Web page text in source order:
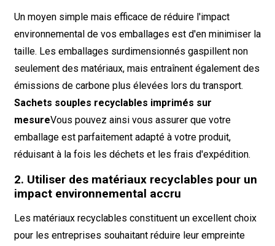
Un moyen simple mais efficace de réduire l'impact
environnemental de vos emballages est d'en minimiser la
taille. Les emballages surdimensionnés gaspillent non
seulement des matériaux, mais entraînent également des
émissions de carbone plus élevées lors du transport.
Sachets souples recyclables imprimés sur
mesureVous pouvez ainsi vous assurer que votre
emballage est parfaitement adapté à votre produit,
réduisant à la fois les déchets et les frais d'expédition.
2. Utiliser des matériaux recyclables pour un
impact environnemental accru
Les matériaux recyclables constituent un excellent choix
pour les entreprises souhaitant réduire leur empreinte